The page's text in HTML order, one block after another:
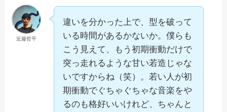
近藤哲平
違いを分かった上で、型を破って
いる時間があるかないか。僕らも
こう見えて、もう初期衝動だけで
突っ走れるような甘い若造じゃな
いですからね（笑）。若い人が初
期衝動でぐちゃぐちゃな音楽をや
るのも格好いいけれど、ちゃんと